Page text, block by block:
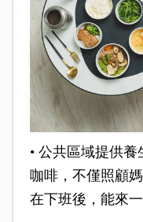
• 公共區域提供養
咖啡，不僅照顧
在下班後，能來